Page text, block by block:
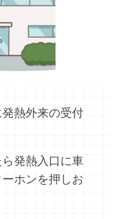
熱外来の受付
発熱入口に車
ホンを押しお